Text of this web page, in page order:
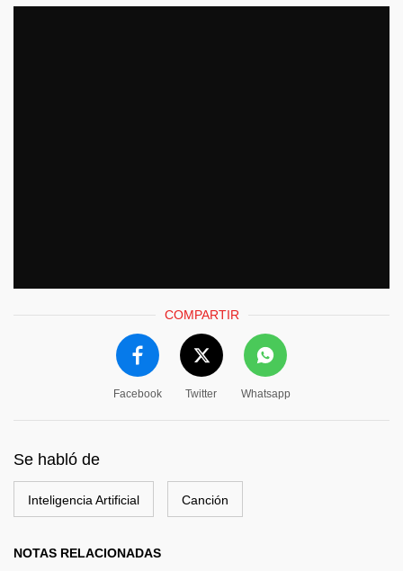
COMPARTIR
Facebook Twitter Whatsapp
Se habló de
Inteligencia Artificial Canción
NOTAS RELACIONADAS